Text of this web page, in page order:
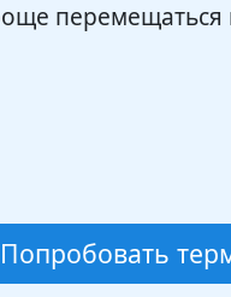
перемещаться
Попробовать